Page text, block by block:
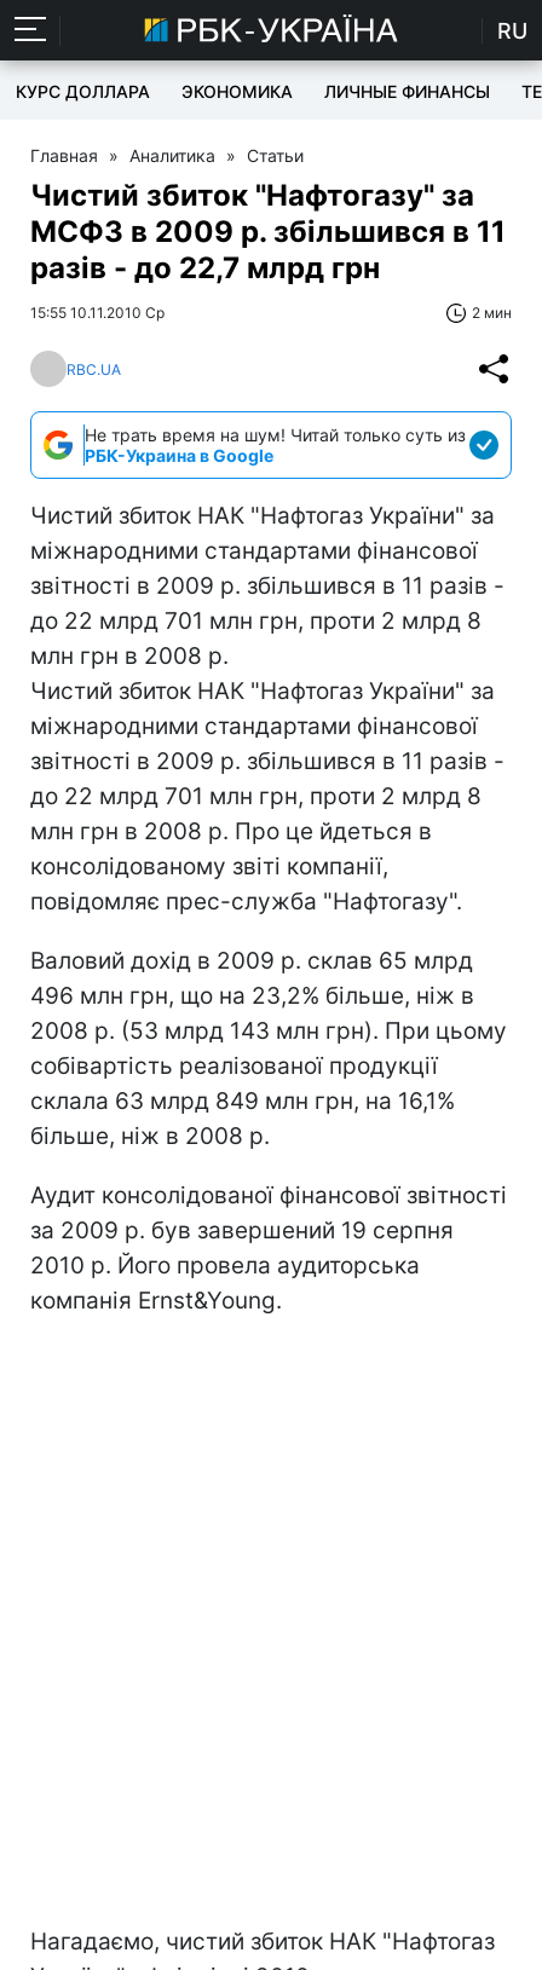
RU
КУРС ДОЛЛАРА ЭКОНОМИКА ЛИЧНЫЕ ФИНАНСЫ
Главная » Аналитика » Статьи
Чистий збиток "Нафтогазу" за
МСФЗ в 2009 р. збільшився в 11
разів - до 22,7 млрд грн
15:55 10.11.2010 Ср 2 мин
RBC.UA
Не трать время на шум! Читай только суть из
РБК-Украина в Google
Чистий збиток НАК "Нафтогаз України" за
міжнародними стандартами фінансової
звітності в 2009 р. збільшився в 11 разів -
до 22 млрд 701 млн грн, проти 2 млрд 8
млн грн в 2008 р.
Чистий збиток НАК "Нафтогаз України" за
міжнародними стандартами фінансової
звітності в 2009 р. збільшився в 11 разів -
до 22 млрд 701 млн грн, проти 2 млрд 8
млн грн в 2008 р. Про це йдеться в
консолідованому звіті компанії,
повідомляє прес-служба "Нафтогазу".
Валовий дохід в 2009 р. склав 65 млрд
496 млн грн, що на 23,2% більше, ніж в
2008 р. (53 млрд 143 млн грн). При цьому
собівартість реалізованої продукції
склала 63 млрд 849 млн грн, на 16,1%
більше, ніж в 2008 р.
Аудит консолідованої фінансової звітності
за 2009 р. був завершений 19 серпня
2010 р. Його провела аудиторська
компанія Ernst&Young.
Нагадаємо, чистий збиток НАК "Нафтогаз